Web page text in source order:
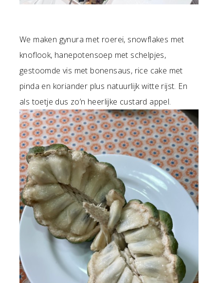
We maken gynura met roerei, snowflakes met
knoflook, hanepotensoep met schelpjes,
gestoomde vis met bonensaus, rice cake met
pinda en koriander plus natuurlijk witte rijst. En
als toetje dus zo’n heerlijke custard appel.